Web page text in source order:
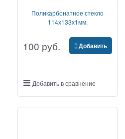
Поликарбонатное стекло
114х133х1мм.
100 руб. Добавить
Добавить в сравнение